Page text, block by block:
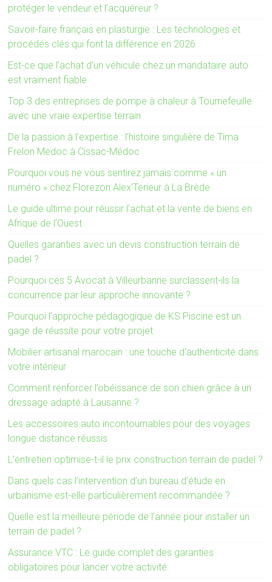
protéger le vendeur et l’acquéreur ?
Savoir-faire français en plasturgie : Les technologies et
procédés clés qui font la différence en 2026
Est-ce que l’achat d’un véhicule chez un mandataire auto
est vraiment fiable
Top 3 des entreprises de pompe à chaleur à Tournefeuille
avec une vraie expertise terrain
De la passion à l’expertise : l’histoire singulière de Tima
Frelon Medoc à Cissac-Médoc
Pourquoi vous ne vous sentirez jamais comme « un
numéro » chez Florezon Alex’Terieur à La Brède
Le guide ultime pour réussir l’achat et la vente de biens en
Afrique de l’Ouest
Quelles garanties avec un devis construction terrain de
padel ?
Pourquoi ces 5 Avocat à Villeurbanne surclassent-ils la
concurrence par leur approche innovante ?
Pourquoi l’approche pédagogique de KS Piscine est un
gage de réussite pour votre projet
Mobilier artisanal marocain : une touche d’authenticité dans
votre intérieur
Comment renforcer l’obéissance de son chien grâce à un
dressage adapté à Lausanne ?
Les accessoires auto incontournables pour des voyages
longue distance réussis
L’entretien optimise-t-il le prix construction terrain de padel ?
Dans quels cas l’intervention d’un bureau d’étude en
urbanisme est-elle particulièrement recommandée ?
Quelle est la meilleure période de l’année pour installer un
terrain de padel ?
Assurance VTC : Le guide complet des garanties
obligatoires pour lancer votre activité.